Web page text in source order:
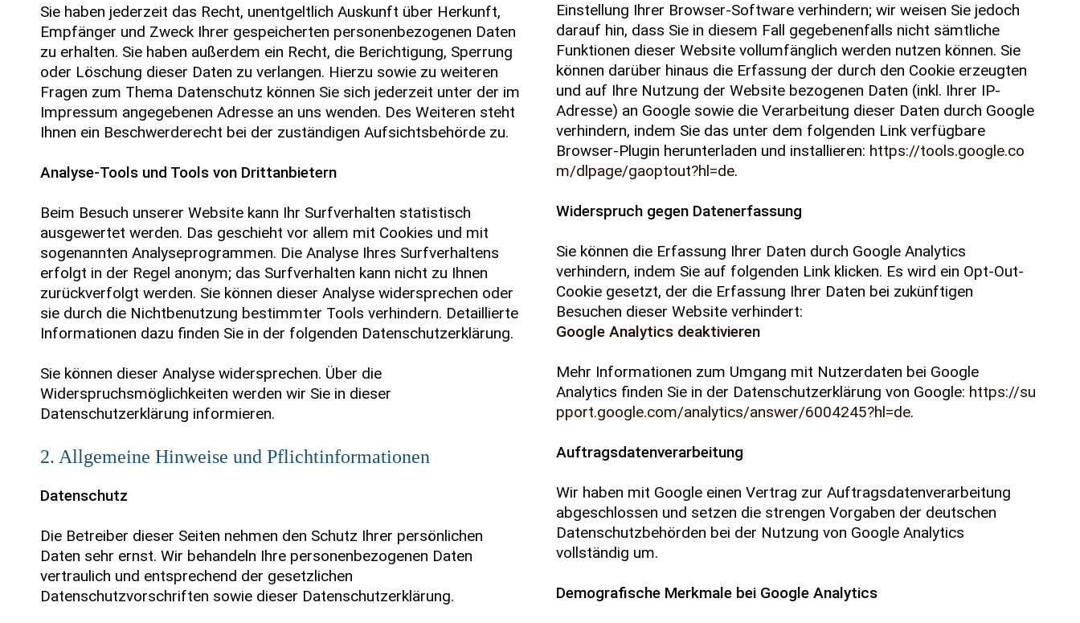
Sie haben jederzeit das Recht, unentgeltlich Auskunft über Herkunft,
Empfänger und Zweck Ihrer gespeicherten personenbezogenen Daten
zu erhalten. Sie haben außerdem ein Recht, die Berichtigung, Sperrung
oder Löschung dieser Daten zu verlangen. Hierzu sowie zu weiteren
Fragen zum Thema Datenschutz können Sie sich jederzeit unter der im
Impressum angegebenen Adresse an uns wenden. Des Weiteren steht
Ihnen ein Beschwerderecht bei der zuständigen Aufsichtsbehörde zu.
Analyse-Tools und Tools von Drittanbietern
Beim Besuch unserer Website kann Ihr Surfverhalten statistisch
ausgewertet werden. Das geschieht vor allem mit Cookies und mit
sogenannten Analyseprogrammen. Die Analyse Ihres Surfverhaltens
erfolgt in der Regel anonym; das Surfverhalten kann nicht zu Ihnen
zurückverfolgt werden. Sie können dieser Analyse widersprechen oder
sie durch die Nichtbenutzung bestimmter Tools verhindern. Detaillierte
Informationen dazu finden Sie in der folgenden Datenschutzerklärung.
Sie können dieser Analyse widersprechen. Über die
Widerspruchsmöglichkeiten werden wir Sie in dieser
Datenschutzerklärung informieren.
2. Allgemeine Hinweise und Pflichtinformationen
Datenschutz
Die Betreiber dieser Seiten nehmen den Schutz Ihrer persönlichen
Daten sehr ernst. Wir behandeln Ihre personenbezogenen Daten
vertraulich und entsprechend der gesetzlichen
Datenschutzvorschriften sowie dieser Datenschutzerklärung.
Einstellung Ihrer Browser-Software verhindern; wir weisen Sie jedoch
darauf hin, dass Sie in diesem Fall gegebenenfalls nicht sämtliche
Funktionen dieser Website vollumfänglich werden nutzen können. Sie
können darüber hinaus die Erfassung der durch den Cookie erzeugten
und auf Ihre Nutzung der Website bezogenen Daten (inkl. Ihrer IP-
Adresse) an Google sowie die Verarbeitung dieser Daten durch Google
verhindern, indem Sie das unter dem folgenden Link verfügbare
Browser-Plugin herunterladen und installieren: https://tools.google.co
m/dlpage/gaoptout?hl=de.
Widerspruch gegen Datenerfassung
Sie können die Erfassung Ihrer Daten durch Google Analytics
verhindern, indem Sie auf folgenden Link klicken. Es wird ein Opt-Out-
Cookie gesetzt, der die Erfassung Ihrer Daten bei zukünftigen
Besuchen dieser Website verhindert:
Google Analytics deaktivieren
Mehr Informationen zum Umgang mit Nutzerdaten bei Google
Analytics finden Sie in der Datenschutzerklärung von Google: https://su
pport.google.com/analytics/answer/6004245?hl=de.
Auftragsdatenverarbeitung
Wir haben mit Google einen Vertrag zur Auftragsdatenverarbeitung
abgeschlossen und setzen die strengen Vorgaben der deutschen
Datenschutzbehörden bei der Nutzung von Google Analytics
vollständig um.
Demografische Merkmale bei Google Analytics